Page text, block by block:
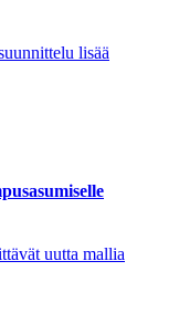
lisää
uutta mallia